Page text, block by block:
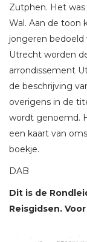
Zutphen. Het
Wal. Aan de toon
jongeren bedoeld
Utrecht worden
arrondissement
de beschrijving
overigens in de
wordt genoemd.
een kaart van
boekje.
DAB
Dit is de
Reisgidsen.